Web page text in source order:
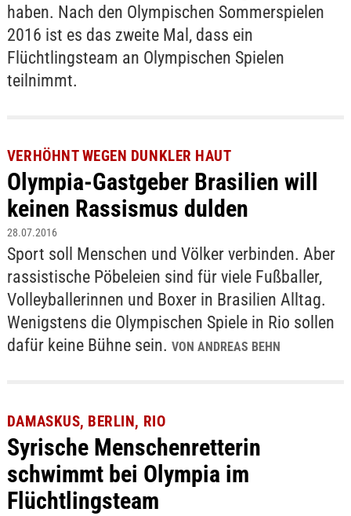
haben. Nach den Olympischen Sommerspielen
2016 ist es das zweite Mal, dass ein
Flüchtlingsteam an Olympischen Spielen
teilnimmt.
VERHÖHNT WEGEN DUNKLER HAUT
Olympia-Gastgeber Brasilien will
keinen Rassismus dulden
28.07.2016
Sport soll Menschen und Völker verbinden. Aber
rassistische Pöbeleien sind für viele Fußballer,
Volleyballerinnen und Boxer in Brasilien Alltag.
Wenigstens die Olympischen Spiele in Rio sollen
dafür keine Bühne sein. VON ANDREAS BEHN
DAMASKUS, BERLIN, RIO
Syrische Menschenretterin
schwimmt bei Olympia im
Flüchtlingsteam